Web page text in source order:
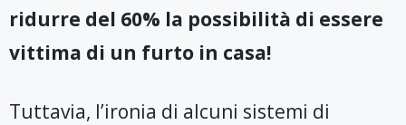
ridurre del 60% la possibilità di essere
vittima di un furto in casa!
Tuttavia, l’ironia di alcuni sistemi di